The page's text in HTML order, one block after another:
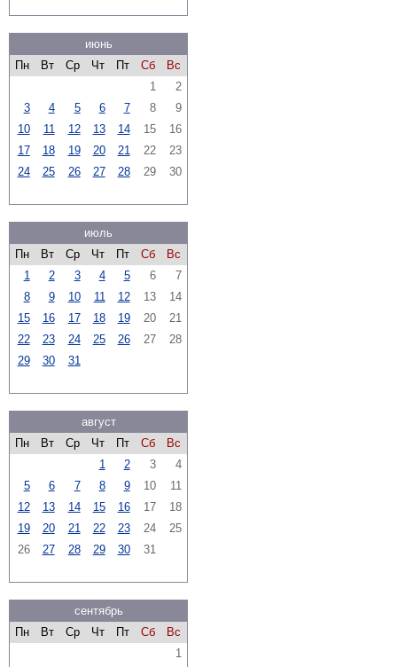
июнь
Пн
Вт Ср Чт Пт Сб
Вс
1
2
3
4 5 6 7 8
9
10
11 12 13 14 15
16
17
18 19 20 21 22
23
24
25 26 27 28 29 30
июль
Пн
Вт Ср Чт Пт Сб
Вс
1
2 3 4 5 6
7
8
9 10 11 12 13
14
15
16 17 18 19 20
21
22
23 24 25 26 27
28
29
30 31
август
Пн
Вт Ср Чт Пт Сб
Вс
1
2 3
4
5
6 7 8 9 10
11
12
13 14 15 16 17
18
19
20 21 22 23 24
25
26
27 28 29 30 31
сентябрь
Пн
Вт Ср Чт Пт Сб
Вс
1